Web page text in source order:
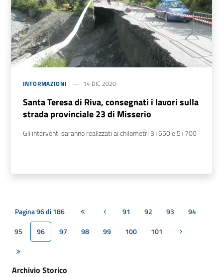
INFORMAZIONI 14 DIC 2020
Santa Teresa di Riva, consegnati i lavori sulla
strada provinciale 23 di Misserio
Gli interventi saranno realizzati ai chilometri 3+550 e 5+700
Pagina 96 di 186 Prima paginaPagina precedente
91 92 93
94
95
96 97 98 99 100 101
Pagina
Ultima pagina
Archivio Storico